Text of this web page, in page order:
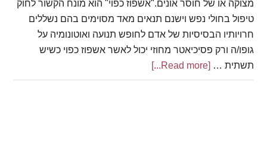
מצוקה או של חוסר אונים."אשפוז כפוי" הוא מונח הקשור לחוק
טיפול בחולי נפש וישנם תנאים מאד מסוימים בהם נשללים
חרויותיו הבסיסיות של אדם לחופש תנועה ואוטונומיה על
גופו/ה ורק פסיכיאטר מחוזי יכול לאשר אשפוז כפוי כשיש
תשתית … [Read more...]
about